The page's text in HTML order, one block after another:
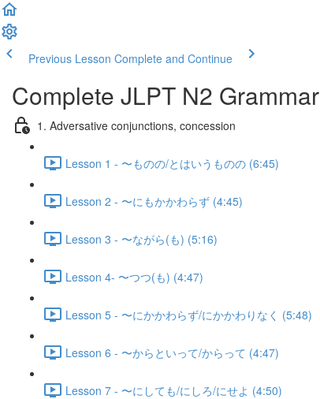
Previous Lesson Complete and Continue
Complete JLPT N2 Grammar
1. Adversative conjunctions, concession
Lesson 1 - 〜ものの/とはいうものの (6:45)
Lesson 2 - 〜にもかかわらず (4:45)
Lesson 3 - 〜ながら(も) (5:16)
Lesson 4- 〜つつ(も) (4:47)
Lesson 5 - 〜にかかわらず/にかかわりなく (5:48)
Lesson 6 - 〜からといって/からって (4:47)
Lesson 7 - 〜にしても/にしろ/にせよ (4:50)